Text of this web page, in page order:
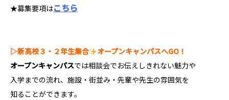
★募集要項はこちら
▷新高校３・２年生集合
オープンキャンパスへGO！
オープンキャンパスでは相談会でお伝えしきれない魅力や
入学までの流れ、施設・街並み・先輩や先生の雰囲気を
知ることができます。